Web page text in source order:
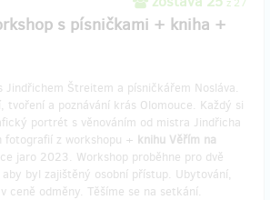
s písničkami + kniha +
Jindřichem Štreitem a písničkářem Nosláva.
tvoření a poznávání krás Olomouce. Každý si
portrét s věnováním od mistra Jindřicha
fotografií z workshopu + knihu Věřím na
jaro 2023. Workshop proběhne pro dvě
byl zajištěný osobní přístup. Ubytování,
ceně odměny. Těšíme se na setkání.